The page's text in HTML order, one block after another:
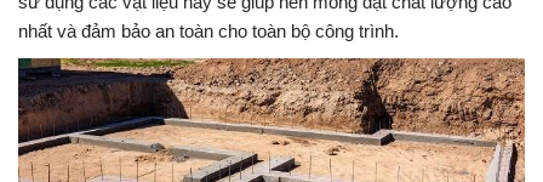
nhất và đảm bảo an toàn cho toàn bộ công trình.